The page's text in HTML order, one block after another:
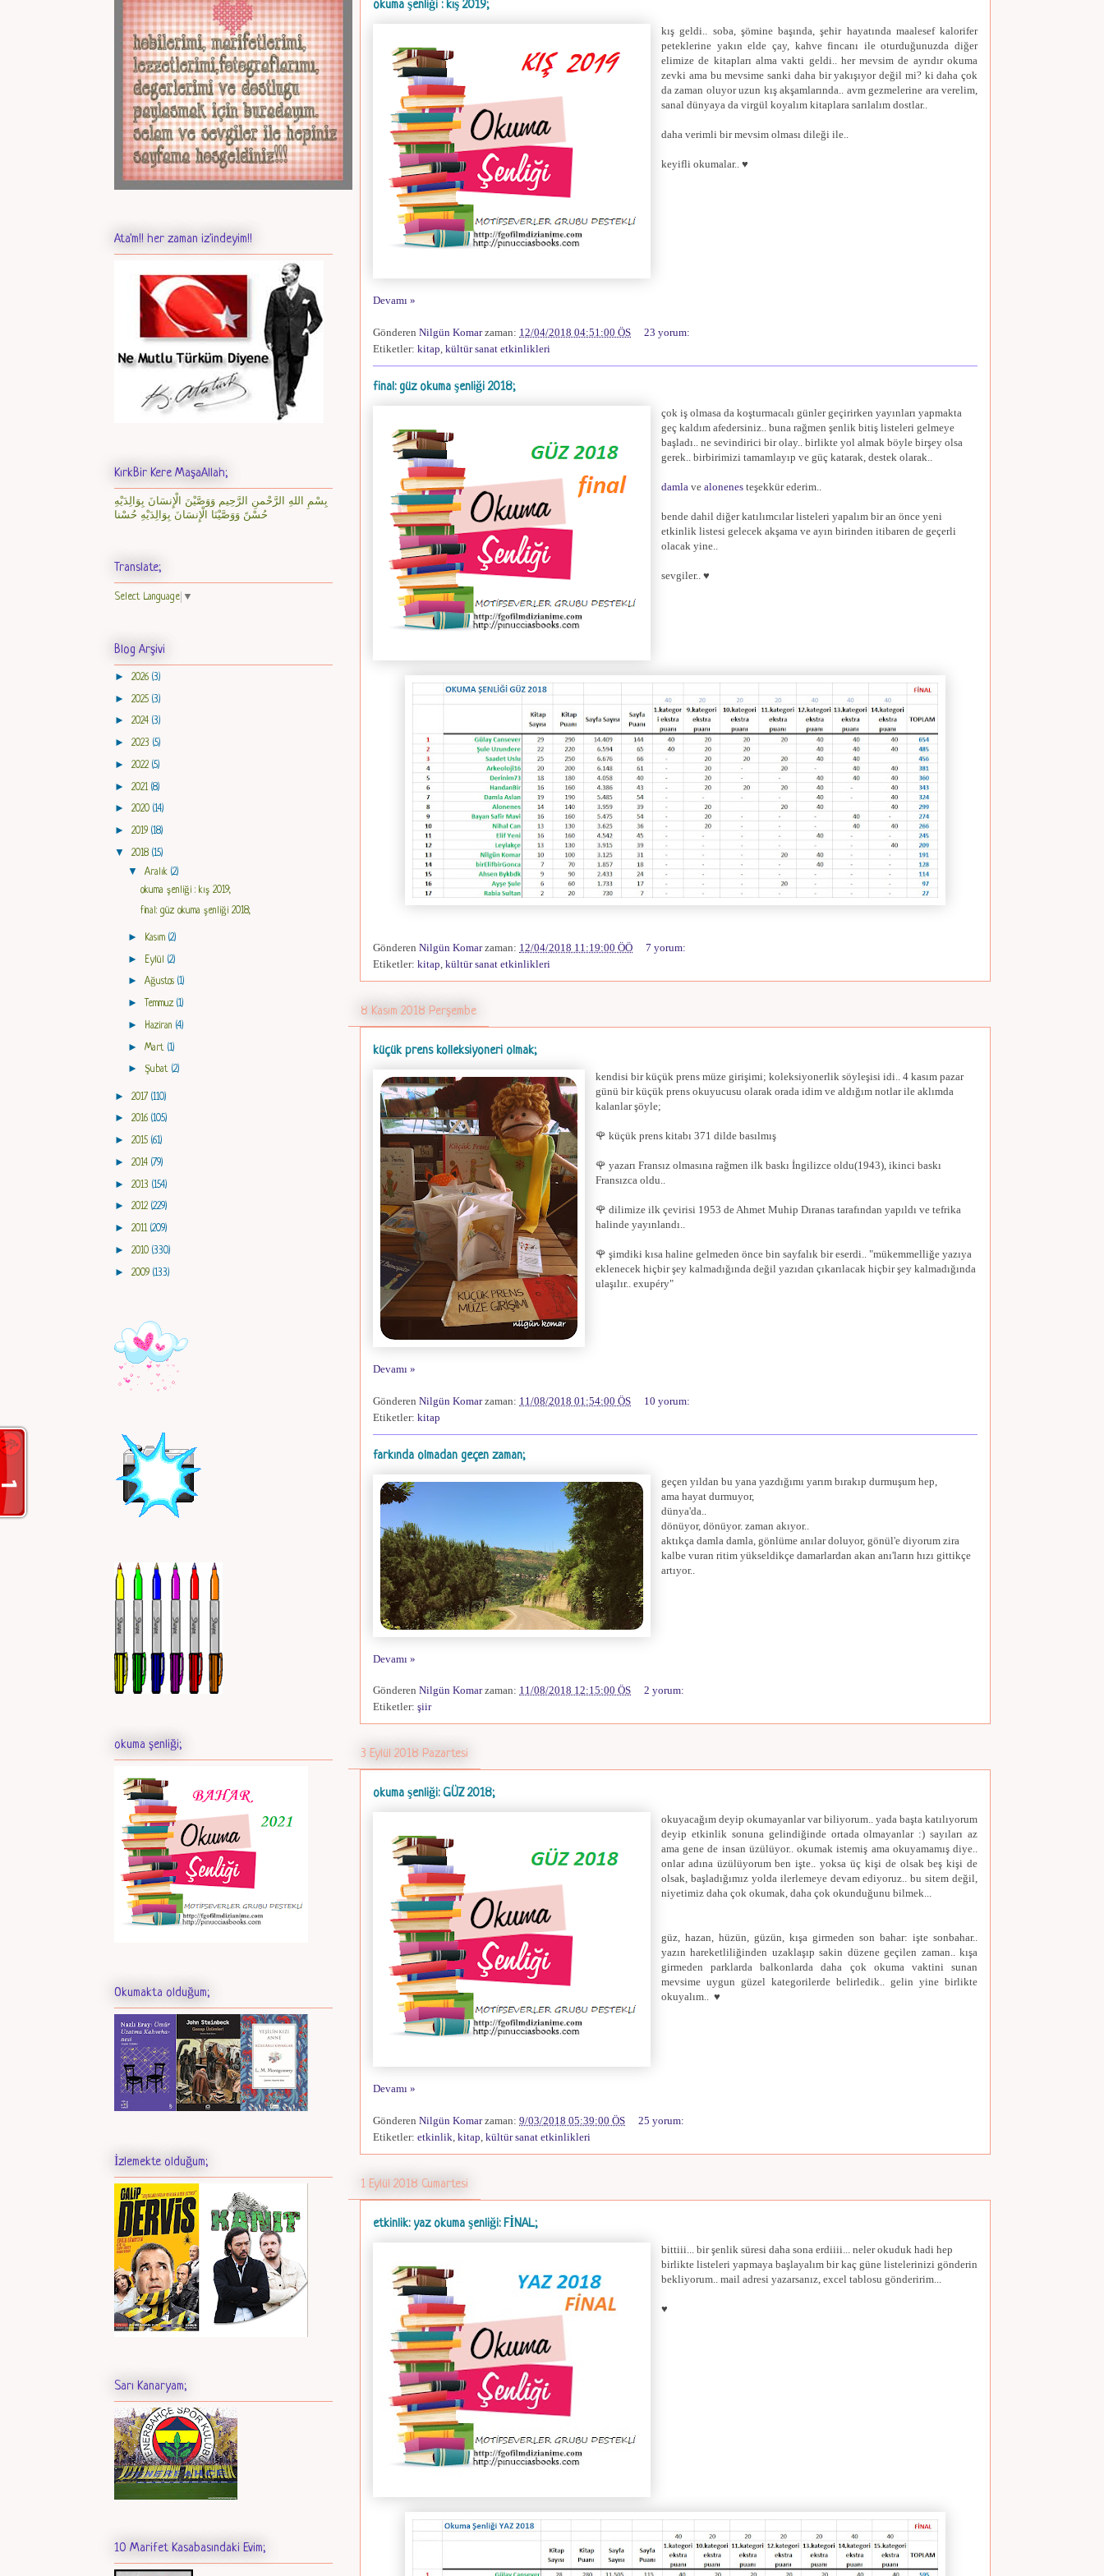
okuma şenliği : kış 2019;
kış geldi.. soba, şömine başında, şehir hayatında maalesef kalorifer
peteklerine yakın elde çay, kahve fincanı ile oturduğunuzda diğer
elimize de kitapları alma vakti geldi.. her mevsim de ayrıdır okuma
zevki ama bu mevsime sanki daha bir yakışıyor değil mi? ki daha çok
da zaman oluyor uzun kış akşamlarında.. avm gezmelerine ara verelim,
sanal dünyaya da virgül koyalım kitaplara sarılalım dostlar..
daha verimli bir mevsim olması dileği ile..
keyifli okumalar.. ♥
Devamı »
Gönderen Nilgün Komar zaman: 12/04/2018 04:51:00 ÖS
23 yorum:
Etiketler: kitap kültür sanat etkinlikleri
final: güz okuma şenliği 2018;
çok iş olmasa da koşturmacalı günler geçirirken yayınları yapmakta
geç kaldım afedersiniz.. buna rağmen şenlik bitiş listeleri gelmeye
başladı.. ne sevindirici bir olay.. birlikte yol almak böyle birşey olsa
gerek.. birbirimizi tamamlayıp ve güç katarak, destek olarak..
damla ve alonenes teşekkür ederim..
bende dahil diğer katılımcılar listeleri yapalım bir an önce yeni
etkinlik listesi gelecek akşama ve ayın birinden itibaren de geçerli
olacak yine..
sevgiler.. ♥
Gönderen Nilgün Komar zaman: 12/04/2018 11:19:00 ÖÖ
7 yorum:
Etiketler: kitap, kültür sanat etkinlikleri
8 Kasım 2018 Perşembe
küçük prens kolleksiyoneri olmak;
kendisi bir küçük prens müze girişimi; koleksiyonerlik söyleşisi idi.. 4 kasım pazar
günü bir küçük prens okuyucusu olarak orada idim ve aldığım notlar ile aklımda
kalanlar şöyle;
🌹 küçük prens kitabı 371 dilde basılmış
🌹 yazarı Fransız olmasına rağmen ilk baskı İngilizce oldu(1943), ikinci baskı
Fransızca oldu..
🌹 dilimize ilk çevirisi 1953 de Ahmet Muhip Dıranas tarafından yapıldı ve tefrika
halinde yayınlandı..
🌹 şimdiki kısa haline gelmeden önce bin sayfalık bir eserdi.. "mükemmelliğe yazıya
eklenecek hiçbir şey kalmadığında değil yazıdan çıkarılacak hiçbir şey kalmadığında
ulaşılır.. exupéry"
Devamı »
Gönderen Nilgün Komar zaman: 11/08/2018 01:54:00 ÖS
10 yorum:
Etiketler: kitap
farkında olmadan geçen zaman;
geçen yıldan bu yana yazdığımı yarım bırakıp durmuşum hep,
ama hayat durmuyor,
dünya'da..
dönüyor, dönüyor. zaman akıyor..
aktıkça damla damla, gönlüme anılar doluyor, gönül'e diyorum zira
kalbe vuran ritim yükseldikçe damarlardan akan anı'ların hızı gittikçe
artıyor..
Devamı »
Gönderen Nilgün Komar zaman: 11/08/2018 12:15:00 ÖS
2 yorum:
Etiketler: şiir
3 Eylül 2018 Pazartesi
okuma şenliği: GÜZ 2018;
okuyacağım deyip okumayanlar var biliyorum.. yada başta katılıyorum
deyip etkinlik sonuna gelindiğinde ortada olmayanlar :) sayıları az
ama gene de insan üzülüyor.. okumak istemiş ama okuyamamış diye..
onlar adına üzülüyorum ben işte.. yoksa üç kişi de olsak beş kişi de
olsak, başladığımız yolda ilerlemeye devam ediyoruz.. bu sitem değil,
niyetimiz daha çok okumak, daha çok okunduğunu bilmek...
güz, hazan, hüzün, güzün, kışa girmeden son bahar: işte sonbahar..
yazın hareketliliğinden uzaklaşıp sakin düzene geçilen zaman.. kışa
girmeden parklarda balkonlarda daha çok okuma vaktini sunan
mevsime uygun güzel kategorilerde belirledik.. gelin yine birlikte
okuyalım.. ♥
Devamı »
Gönderen Nilgün Komar zaman: 9/03/2018 05:39:00 ÖS
25 yorum:
Etiketler: etkinlik kitap kültür sanat etkinlikleri
1 Eylül 2018 Cumartesi
etkinlik: yaz okuma şenliği: FİNAL;
bittiii... bir şenlik süresi daha sona erdiiii... neler okuduk hadi hep
birlikte listeleri yapmaya başlayalım bir kaç güne listelerinizi gönderin
bekliyorum.. mail adresi yazarsanız, excel tablosu gönderirim...
♥
Ata'm!! her zaman iz'indeyim!!
KırkBir Kere MaşaAllah;
بِسْمِ اللهِ الرَّحْمنِ الرَّحِيم وَوَصَّيْنَ الْإِنسَانَ بِوَالِدَيْهِ
حُسْنً وَوَصَّيْنَا الْإِنسَانَ بِوَالِدَيْهِ حُسْنا
Translate;
Select Language ▼
Blog Arşivi
► 2026 (3)
► 2025 (3)
► 2024 (3)
► 2023 (5)
► 2022 (5)
► 2021 (8)
► 2020 (14)
► 2019 (18)
▼ 2018 (15)
▼ Aralık (2)
okuma şenliği : kış 2019;
final: güz okuma şenliği 2018;
► Kasım (2)
► Eylül (2)
► Ağustos (1)
►Temmuz (1)
► Haziran (4)
► Mart (1)
► Şubat (2)
► 2017 (110)
► 2016 (105)
► 2015 (61)
► 2014 (79)
► 2013 (154)
► 2012 (229)
► 2011 (209)
► 2010 (330)
► 2009 (133)
okuma şenliği;
Okumakta olduğum;
İzlemekte olduğum;
Sarı Kanaryam;
10 Marifet Kasabasındaki Evim;